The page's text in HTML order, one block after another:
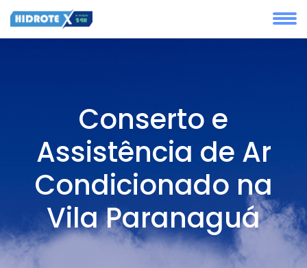
Conserto e
Assistência de Ar
Condicionado na
Vila Paranaguá